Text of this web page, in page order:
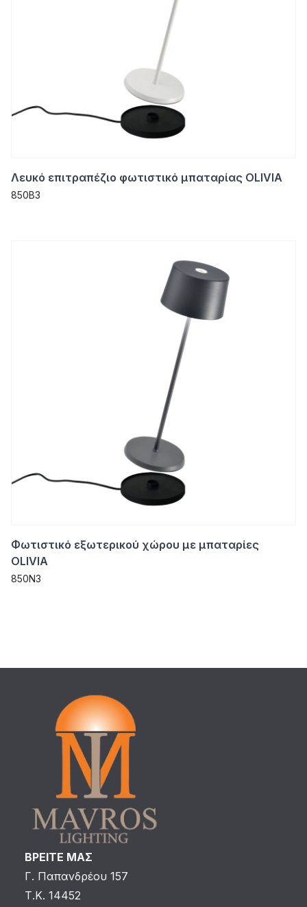
Λευκό επιτραπέζιο φωτιστικό μπαταρίας OLIVIA
850B3
Φωτιστικό εξωτερικού χώρου με μπαταρίες
OLIVIA
850N3
ΒΡΕΙΤΕ ΜΑΣ
Γ. Παπανδρέου 157
Τ.Κ. 14452